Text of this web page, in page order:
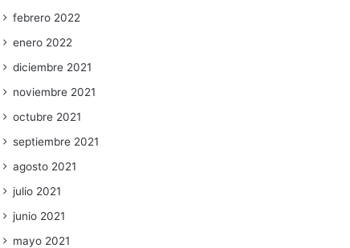
febrero 2022
enero 2022
diciembre 2021
noviembre 2021
octubre 2021
septiembre 2021
agosto 2021
julio 2021
junio 2021
mayo 2021